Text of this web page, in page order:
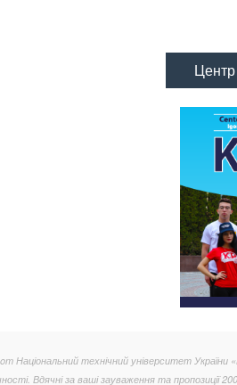
Центр
технічний університет України
Вдячні за ваші зауваження та пропозиції